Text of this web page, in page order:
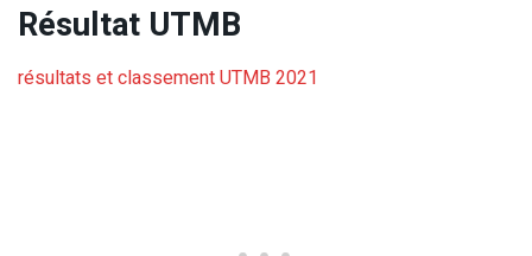
Résultat UTMB
résultats et classement UTMB 2021